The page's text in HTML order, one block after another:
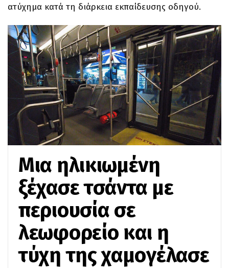
ατύχημα κατά τη διάρκεια εκπαίδευσης οδηγού.
Μια ηλικιωμένη
ξέχασε τσάντα με
περιουσία σε
λεωφορείο και η
τύχη της χαμογέλασε